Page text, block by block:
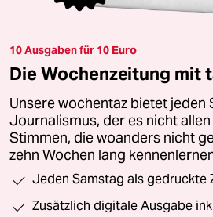
10 Ausgaben für 10 Euro
Die Wochenzeitung mit
Unsere wochentaz bietet jeden
Journalismus, der es nicht
Stimmen, die woanders nicht
zehn Wochen lang
Jeden Samstag als gedruckte
Zusätzlich digitale Ausgabe